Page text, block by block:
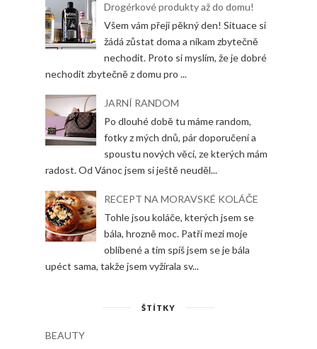
Drogérkové produkty až do domu!
Všem vám přeji pěkný den! Situace si
žádá zůstat doma a nikam zbytečně
nechodit. Proto si myslím, že je dobré
nechodit zbytečně z domu pro ...
JARNÍ RANDOM
Po dlouhé době tu máme random,
fotky z mých dnů, pár doporučení a
spoustu nových věcí, ze kterých mám
radost. Od Vánoc jsem si ještě neuděl...
RECEPT NA MORAVSKÉ KOLÁČE
Tohle jsou koláče, kterých jsem se
bála, hrozně moc. Patří mezi moje
oblíbené a tím spíš jsem se je bála
upéct sama, takže jsem vyžírala sv...
ŠTÍTKY
BEAUTY